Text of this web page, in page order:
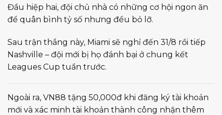
Đầu hiệp hai, đội chủ nhà có những cơ hội ngon ăn
để quân bình tỷ số nhưng đều bỏ lỡ.
Sau trận thắng này, Miami sẽ nghỉ đến 31/8 rồi tiếp
Nashville – đội mới bị họ đánh bại ở chung kết
Leagues Cup tuần trước.
Ngoài ra, VN88 tặng 50,000đ khi đăng ký tài khoản
mới và xác minh tài khoản thành công nhận thêm